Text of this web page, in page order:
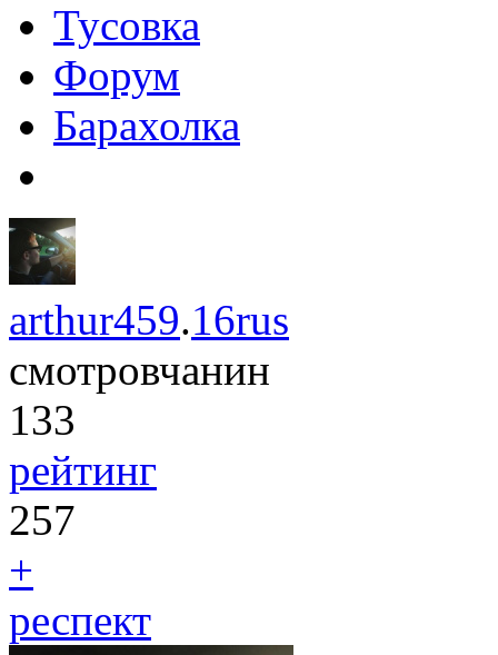
Тусовка
Форум
Барахолка
arthur459.16rus
смотровчанин
133
рейтинг
257
+
респект